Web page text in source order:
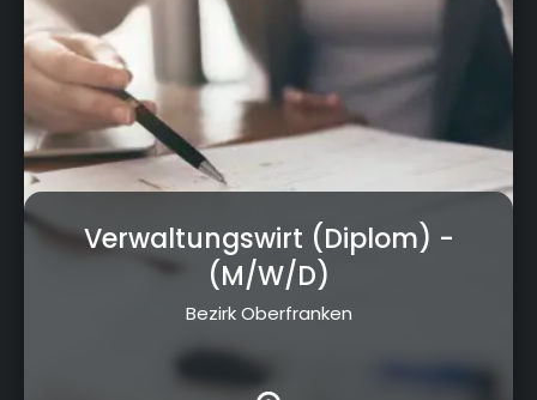
Verwaltungswirt (Diplom) -
(M/W/D)
Bezirk Oberfranken